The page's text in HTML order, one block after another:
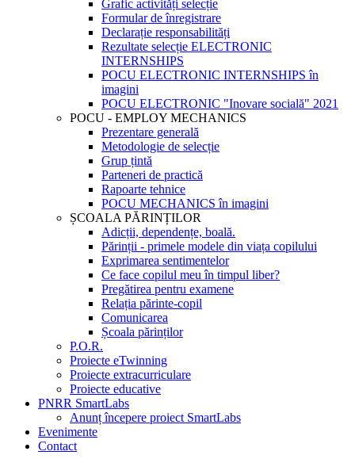
Grafic activități selecție
Formular de înregistrare
Declarație responsabilități
Rezultate selecție ELECTRONIC
INTERNSHIPS
POCU ELECTRONIC INTERNSHIPS în
imagini
POCU ELECTRONIC "Inovare socială" 2021
POCU - EMPLOY MECHANICS
Prezentare generală
Metodologie de selecție
Grup țintă
Parteneri de practică
Rapoarte tehnice
POCU MECHANICS în imagini
ȘCOALA PĂRINȚILOR
Adicții, dependențe, boală.
Părinții - primele modele din viața copilului
Exprimarea sentimentelor
Ce face copilul meu în timpul liber?
Pregătirea pentru examene
Relația părinte-copil
Comunicarea
Școala părinților
P.O.R.
Proiecte eTwinning
Proiecte extracurriculare
Proiecte educative
PNRR SmartLabs
Anunț începere proiect SmartLabs
Evenimente
Contact